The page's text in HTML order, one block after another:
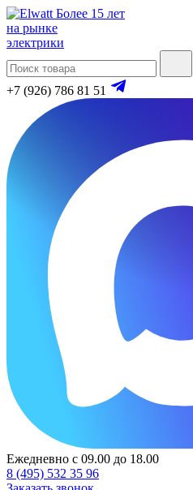
Более 15 лет
на рынке
электрики
+7 (926) 786 81 51
Ежедневно с 09.00 до 18.00
8 (495) 532 35 96